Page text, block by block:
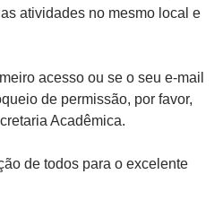
atividades no mesmo local e
acesso ou se o seu e-mail
de permissão, por favor,
Acadêmica.
de todos para o excelente